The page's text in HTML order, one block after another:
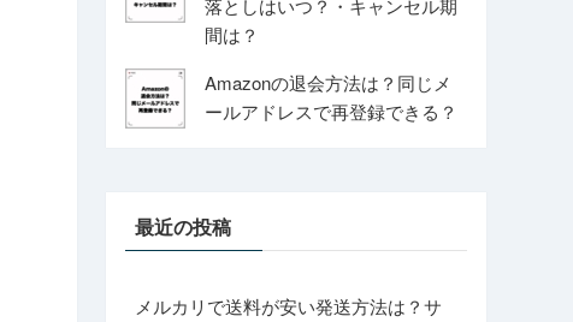
間は？
Amazonの退会方法は？同じメ
ールアドレスで再登録できる？
最近の投稿
メルカリで送料が安い発送方法は？サ